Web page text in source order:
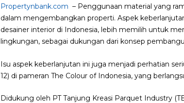
Propertynbank.com – Penggunaan material yang
dalam mengembangkan properti. Aspek
desainer interior di Indonesia, lebih memilih untuk
lingkungan, sebagai dukungan dari konsep
Isu aspek keberlanjutan ini juga menjadi perhatian
12) di pameran The Colour of Indonesia, yang
Didukung oleh PT Tanjung Kreasi Parquet Industry